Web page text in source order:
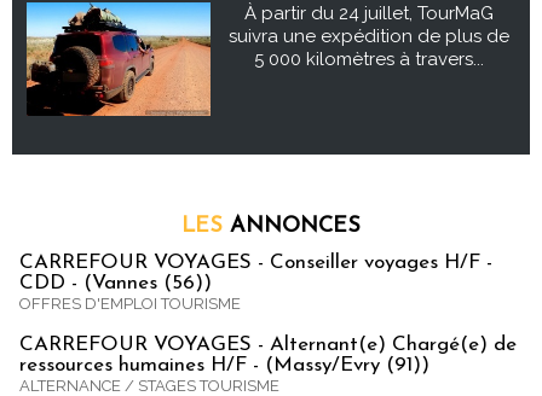
À partir du 24 juillet, TourMaG
suivra une expédition de plus de
5 000 kilomètres à travers...
LES ANNONCES
CARREFOUR VOYAGES - Conseiller voyages H/F -
CDD - (Vannes (56))
OFFRES D'EMPLOI TOURISME
CARREFOUR VOYAGES - Alternant(e) Chargé(e) de
ressources humaines H/F - (Massy/Evry (91))
ALTERNANCE / STAGES TOURISME